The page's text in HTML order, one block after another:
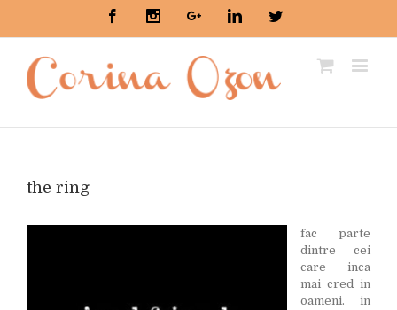
FacebookInstagramGoogle+LinkedinTwitter
the ring
fac parte
dintre cei
care inca
mai cred in
oameni. in